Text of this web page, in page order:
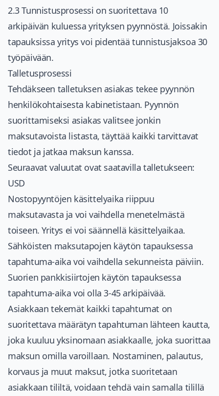
2.3 Tunnistusprosessi on suoritettava 10
arkipäivän kuluessa yrityksen pyynnöstä. Joissakin
tapauksissa yritys voi pidentää tunnistusjaksoa 30
työpäivään.
Talletusprosessi
Tehdäkseen talletuksen asiakas tekee pyynnön
henkilökohtaisesta kabinetistaan. Pyynnön
suorittamiseksi asiakas valitsee jonkin
maksutavoista listasta, täyttää kaikki tarvittavat
tiedot ja jatkaa maksun kanssa.
Seuraavat valuutat ovat saatavilla talletukseen:
USD
Nostopyyntöjen käsittelyaika riippuu
maksutavasta ja voi vaihdella menetelmästä
toiseen. Yritys ei voi säännellä käsittelyaikaa.
Sähköisten maksutapojen käytön tapauksessa
tapahtuma-aika voi vaihdella sekunneista päiviin.
Suorien pankkisiirtojen käytön tapauksessa
tapahtuma-aika voi olla 3-45 arkipäivää.
Asiakkaan tekemät kaikki tapahtumat on
suoritettava määrätyn tapahtuman lähteen kautta,
joka kuuluu yksinomaan asiakkaalle, joka suorittaa
maksun omilla varoillaan. Nostaminen, palautus,
korvaus ja muut maksut, jotka suoritetaan
asiakkaan tililtä, voidaan tehdä vain samalla tilillä